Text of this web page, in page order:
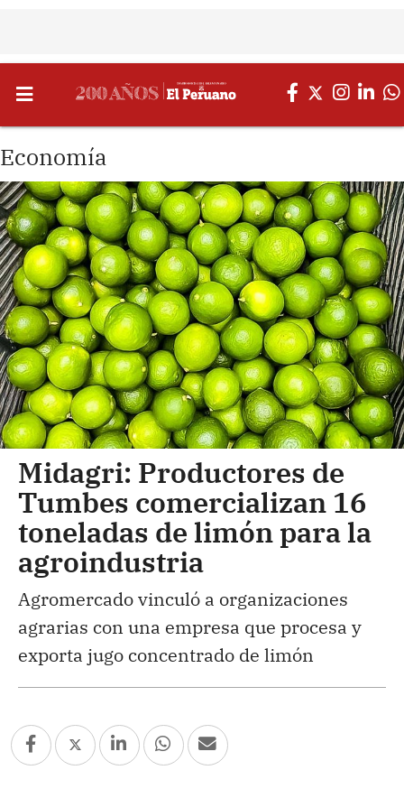
Economía
Midagri: Productores de
Tumbes comercializan 16
toneladas de limón para la
agroindustria
Agromercado vinculó a organizaciones
agrarias con una empresa que procesa y
exporta jugo concentrado de limón